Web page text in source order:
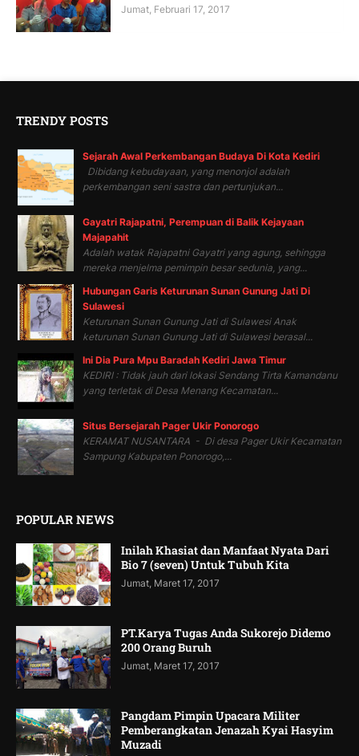
Jumat, Februari 17, 2017
TRENDY POSTS
Sejarah Awal Perkembangan Budaya Di Kota Kediri
Dibidang kebudayaan, yang menonjol adalah
perkembangan seni sastra dan pertunjukan...
Gayatri Rajapatni, Perempuan di Balik Kejayaan
Majapahit
Adalah watak Rajapatni Gayatri yang agung, sehingga
mereka menjelma pemimpin besar sedunia, yang...
Hubungan Garis Keturunan Sunan Gunung Jati Di
Sulawesi
Keturunan Sunan Gunung Jati di Sulawesi Anak
keturunan Sunan Gunung Jati di Sulawesi berasal...
Ini Dia Pura Mpu Baradah Kediri Jawa Timur
KEDIRI : Tidak jauh dari lokasi Sendang Tirta Kamandanu
yang terletak di Desa Menang Kecamatan...
Situs Bersejarah Pager Ukir Ponorogo
KERAMAT NUSANTARA - Di desa Pager Ukir Kecamatan
Sampung Kabupaten Ponorogo,...
POPULAR NEWS
Inilah Khasiat dan Manfaat Nyata Dari
Bio 7 (seven) Untuk Tubuh Kita
Jumat, Maret 17, 2017
PT.Karya Tugas Anda Sukorejo Didemo
200 Orang Buruh
Jumat, Maret 17, 2017
Pangdam Pimpin Upacara Militer
Pemberangkatan Jenazah Kyai Hasyim
Muzadi